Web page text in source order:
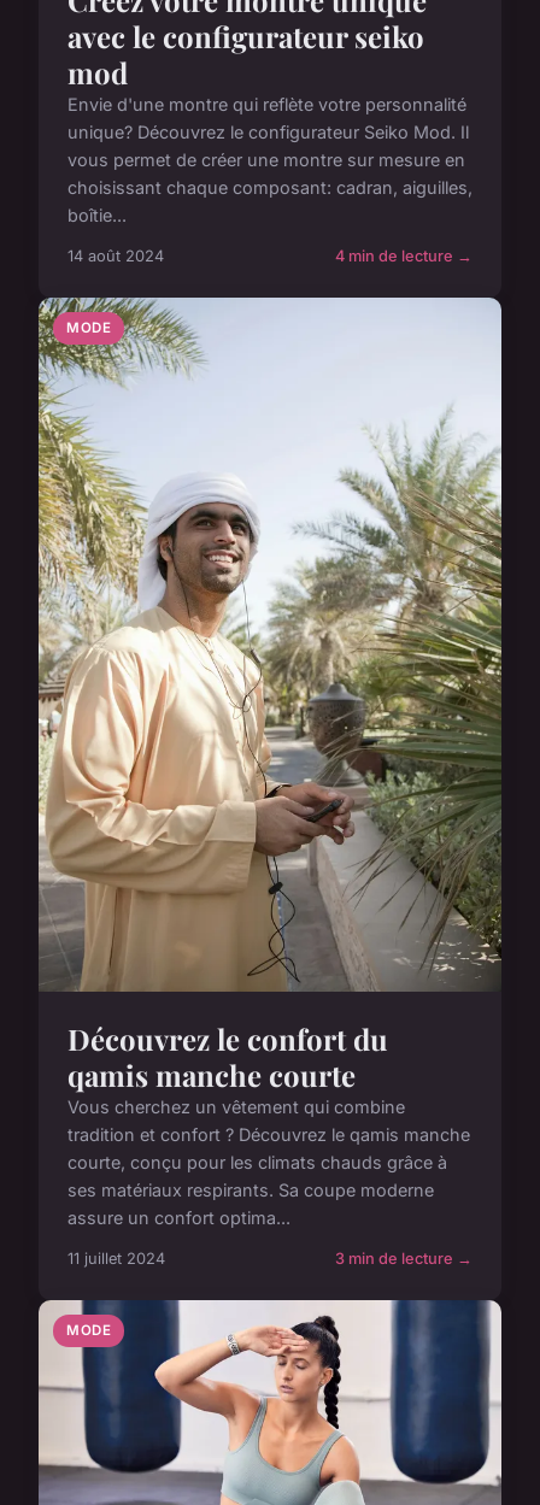
avec le configurateur seiko
mod
Envie d'une montre qui reflète votre personnalité
unique? Découvrez le configurateur Seiko Mod. Il
vous permet de créer une montre sur mesure en
choisissant chaque composant: cadran, aiguilles,
boîtie...
14 août 2024 4 min de lecture →
MODE
Découvrez le confort du
qamis manche courte
Vous cherchez un vêtement qui combine
tradition et confort ? Découvrez le qamis manche
courte, conçu pour les climats chauds grâce à
ses matériaux respirants. Sa coupe moderne
assure un confort optima...
11 juillet 2024 3 min de lecture →
MODE